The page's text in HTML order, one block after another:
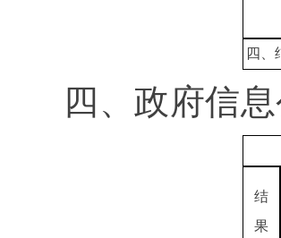
四、
四、政府信
结
果